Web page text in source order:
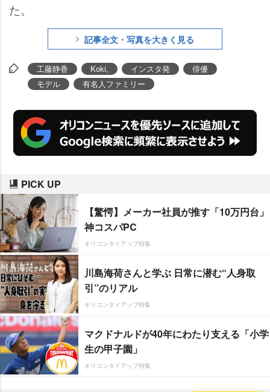
た。
記事全文・写真を大きく見る
工藤静香 Koki, インスタ発
俳優
モデル
有名人ファミリー
PICK UP
【驚愕】メーカー社員が推す「10万円台」
神コスパPC
オリコンタイアップ特集
川島海荷さんと学ぶ 日常に潜む“人身取
引”のリアル
オリコンタイアップ特集
マクドナルドが40年にわたり支える「小学
生の甲子園」
オリコンタイアップ特集